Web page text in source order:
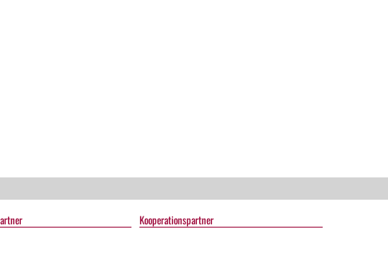
Kooperationspartner